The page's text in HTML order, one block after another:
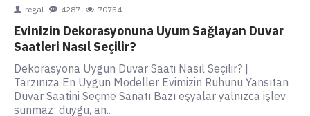
regal 4287 70754
Evinizin Dekorasyonuna Uyum Sağlayan Duvar
Saatleri Nasıl Seçilir?
Dekorasyona Uygun Duvar Saati Nasıl Seçilir? |
Tarzınıza En Uygun Modeller Evimizin Ruhunu Yansıtan
Duvar Saatini Seçme Sanatı Bazı eşyalar yalnızca işlev
sunmaz; duygu, an..